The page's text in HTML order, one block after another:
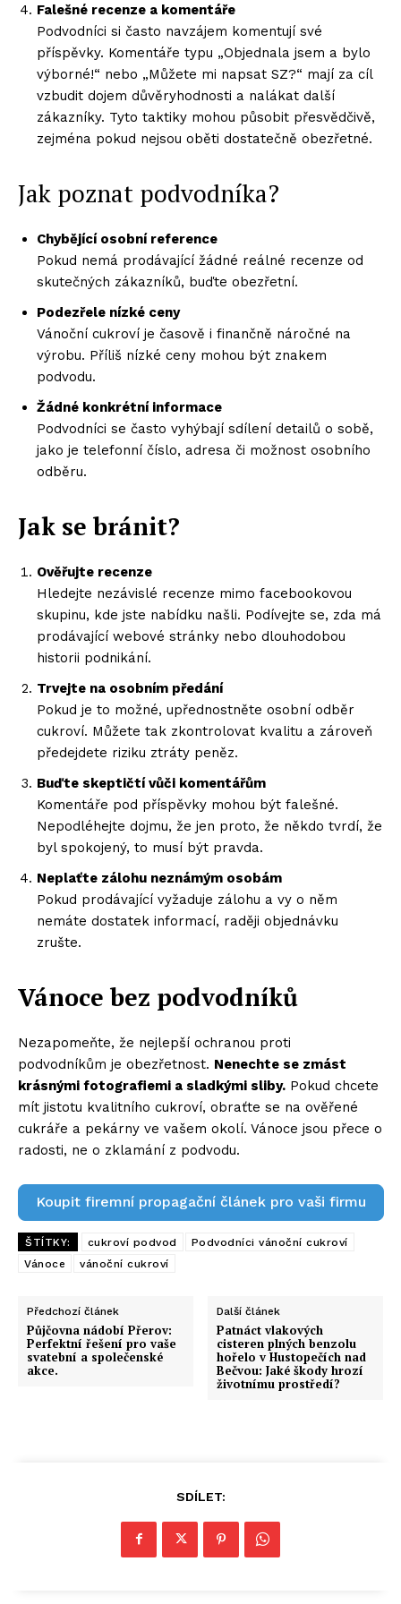
Falešné recenze a komentáře
Podvodníci si často navzájem komentují své
příspěvky. Komentáře typu „Objednala jsem a bylo
výborné!“ nebo „Můžete mi napsat SZ?“ mají za cíl
vzbudit dojem důvěryhodnosti a nalákat další
zákazníky. Tyto taktiky mohou působit přesvědčivě,
zejména pokud nejsou oběti dostatečně obezřetné.
Jak poznat podvodníka?
Chybějící osobní reference
Pokud nemá prodávající žádné reálné recenze od
skutečných zákazníků, buďte obezřetní.
Podezřele nízké ceny
Vánoční cukroví je časově i finančně náročné na
výrobu. Příliš nízké ceny mohou být znakem
podvodu.
Žádné konkrétní informace
Podvodníci se často vyhýbají sdílení detailů o sobě,
jako je telefonní číslo, adresa či možnost osobního
odběru.
Jak se bránit?
Ověřujte recenze
Hledejte nezávislé recenze mimo facebookovou
skupinu, kde jste nabídku našli. Podívejte se, zda má
prodávající webové stránky nebo dlouhodobou
historii podnikání.
Trvejte na osobním předání
Pokud je to možné, upřednostněte osobní odběr
cukroví. Můžete tak zkontrolovat kvalitu a zároveň
předejdete riziku ztráty peněz.
Buďte skeptičtí vůči komentářům
Komentáře pod příspěvky mohou být falešné.
Nepodléhejte dojmu, že jen proto, že někdo tvrdí, že
byl spokojený, to musí být pravda.
Neplaťte zálohu neznámým osobám
Pokud prodávající vyžaduje zálohu a vy o něm
nemáte dostatek informací, raději objednávku
zrušte.
Vánoce bez podvodníků
Nezapomeňte, že nejlepší ochranou proti
podvodníkům je obezřetnost. Nenechte se zmást
krásnými fotografiemi a sladkými sliby. Pokud chcete
mít jistotu kvalitního cukroví, obraťte se na ověřené
cukráře a pekárny ve vašem okolí. Vánoce jsou přece o
radosti, ne o zklamání z podvodu.
Koupit firemní propagační článek pro vaši firmu
ŠTÍTKY: cukroví podvod
Podvodníci vánoční cukroví
Vánoce
vánoční cukroví
Předchozí článek
Půjčovna nádobí Přerov:
Perfektní řešení pro vaše
svatební a společenské
akce.
Další článek
Patnáct vlakových
cisteren plných benzolu
hořelo v Hustopečích nad
Bečvou: Jaké škody hrozí
životnímu prostředí?
SDÍLET: